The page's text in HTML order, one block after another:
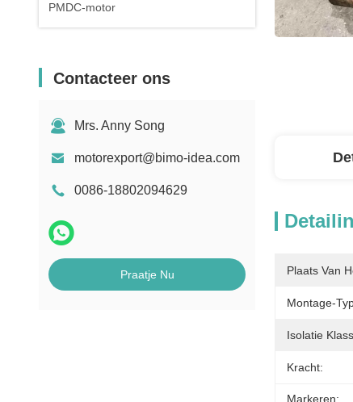
PMDC-motor
Contacteer ons
Mrs. Anny Song
motorexport@bimo-idea.com
0086-18802094629
Praatje Nu Plaats Van
Montage-
Isolatie
Kracht:
Markeren: